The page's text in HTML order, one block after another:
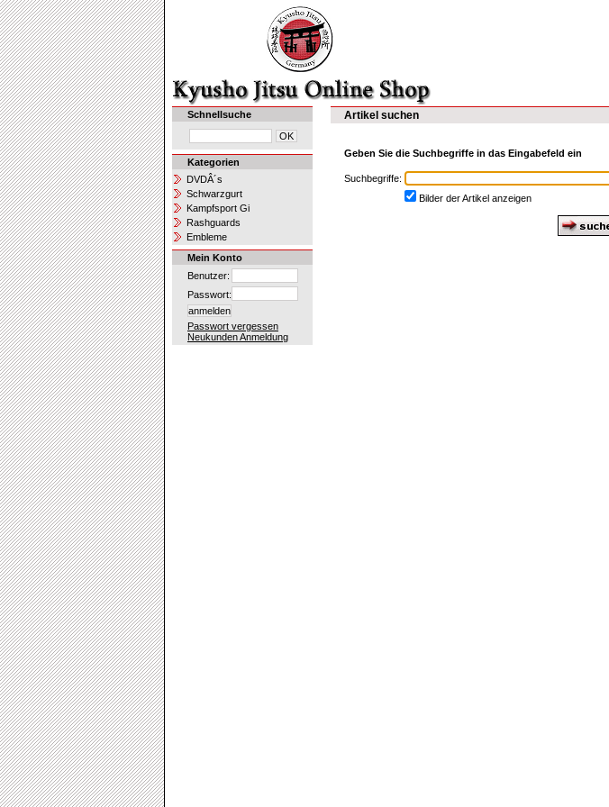
Schnellsuche
Kategorien
DVDÂ´s
Schwarzgurt
Kampfsport Gi
Rashguards
Embleme
Mein Konto
Benutzer:
Passwort:
Passwort vergessen
Neukunden Anmeldung
Artikel suchen
Geben Sie die Suchbegriffe in das Eingabefeld ein
Suchbegriffe:
Bilder der Artikel anzeigen